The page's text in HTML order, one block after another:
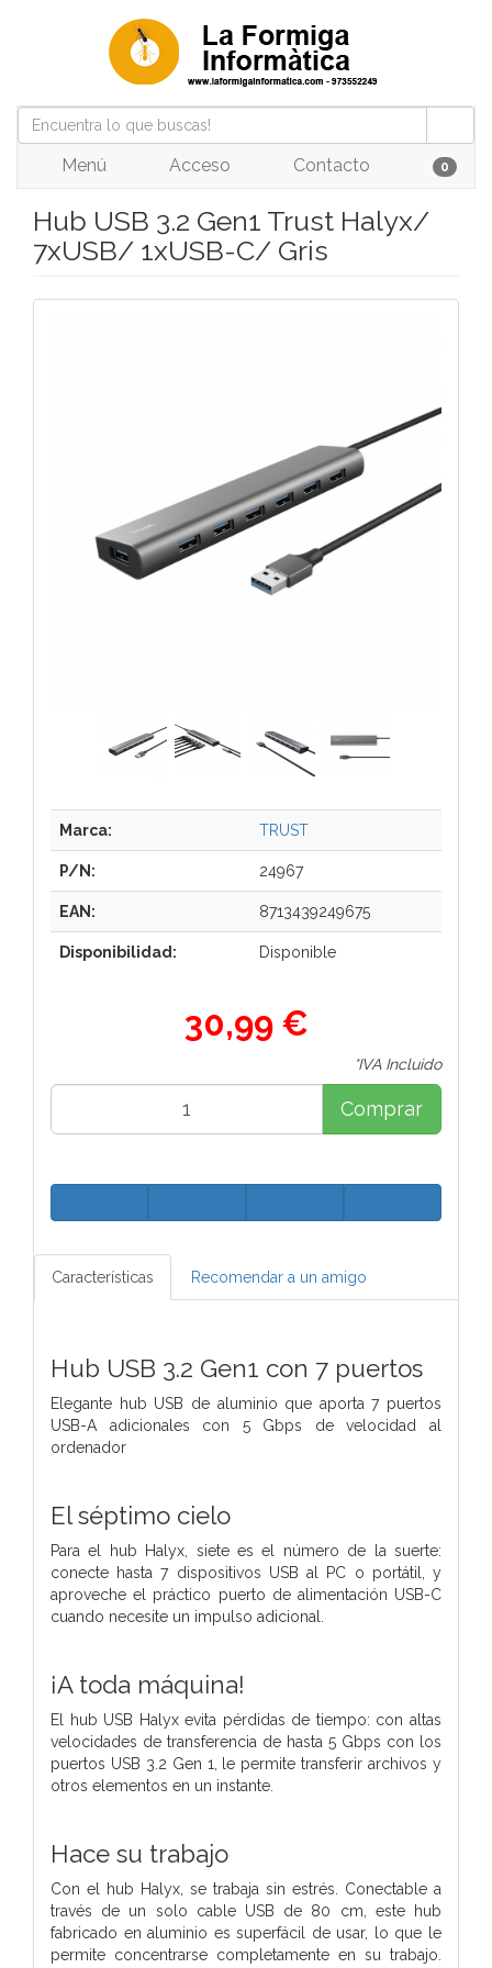
Menú Acceso Contacto 0
Hub USB 3.2 Gen1 Trust Halyx/
7xUSB/ 1xUSB-C/ Gris
Marca: TRUST
P/N: 24967
EAN: 8713439249675
Disponibilidad: Disponible
30,99 €
*IVA Incluido
Comprar
Características Recomendar a un amigo
Hub USB 3.2 Gen1 con 7 puertos
Elegante hub USB de aluminio que aporta 7 puertos
USB-A adicionales con 5 Gbps de velocidad al
ordenador
El séptimo cielo
Para el hub Halyx, siete es el número de la suerte:
conecte hasta 7 dispositivos USB al PC o portátil, y
aproveche el práctico puerto de alimentación USB-C
cuando necesite un impulso adicional.
¡A toda máquina!
El hub USB Halyx evita pérdidas de tiempo: con altas
velocidades de transferencia de hasta 5 Gbps con los
puertos USB 3.2 Gen 1, le permite transferir archivos y
otros elementos en un instante.
Hace su trabajo
Con el hub Halyx, se trabaja sin estrés. Conectable a
través de un solo cable USB de 80 cm, este hub
fabricado en aluminio es superfácil de usar, lo que le
permite concentrarse completamente en su trabajo.